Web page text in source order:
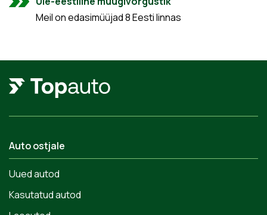
Meil on edasimüüjad 8 Eesti linnas
Auto ostjale
Uued autod
Kasutatud autod